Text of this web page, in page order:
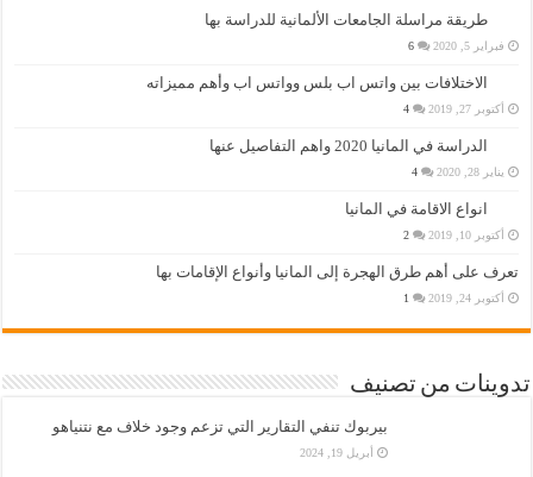
طريقة مراسلة الجامعات الألمانية للدراسة بها
فبراير 5, 2020 6
الاختلافات بين واتس اب بلس وواتس اب وأهم مميزاته
أكتوبر 27, 2019 4
الدراسة في المانيا 2020 واهم التفاصيل عنها
يناير 28, 2020 4
انواع الاقامة في المانيا
أكتوبر 10, 2019 2
تعرف على أهم طرق الهجرة إلى المانيا وأنواع الإقامات بها
أكتوبر 24, 2019 1
تدوينات من تصنيف
بيربوك تنفي التقارير التي تزعم وجود خلاف مع نتنياهو
أبريل 19, 2024